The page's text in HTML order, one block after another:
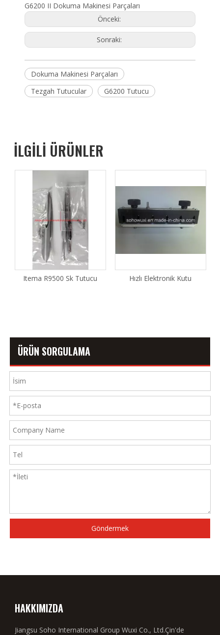
G6200 II Dokuma Makinesi Parçaları
Önceki:
Sonraki:
Dokuma Makinesi Parçaları
Tezgah Tutucular
G6200 Tutucu
İLGİLİ ÜRÜNLER
Itema R9500 Sk Tutucu Hızlı Elektronik Kutu
ÜRÜN SORGULAMA
Göndermek
HAKKIMIZDA
Jiangsu Soho International Group Wuxi Co., Ltd.Çin'de